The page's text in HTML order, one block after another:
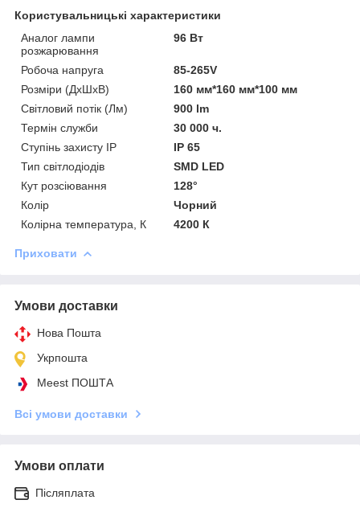
Користувальницькі характеристики
Аналог лампи
розжарювання
96 Вт
Робоча напруга
85-265V
Розміри (ДхШхВ)
160 мм*160 мм*100 мм
Світловий потік (Лм)
900 lm
Термін служби
30 000 ч.
Ступінь захисту IP
IP 65
Тип світлодіодів
SMD LED
Кут розсіювання
128°
Колір
Чорний
Колірна температура, К
4200 К
Приховати
Умови доставки
Нова Пошта
Укрпошта
Meest ПОШТА
Всі умови доставки
Умови оплати
Післяплата